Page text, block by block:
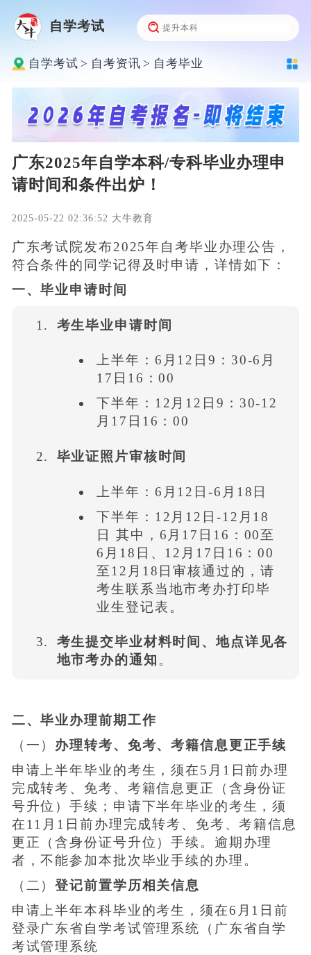
自学考试
自学考试 > 自考资讯 > 自考毕业
广东2025年自学本科/专科毕业办理申
请时间和条件出炉！
2025-05-22 02:36:52 大牛教育
广东考试院发布2025年自考毕业办理公告，
符合条件的同学记得及时申请，详情如下：
一、毕业申请时间
考生毕业申请时间
上半年：6月12日9：30-6月
17日16：00
下半年：12月12日9：30-12
月17日16：00
毕业证照片审核时间
上半年：6月12日-6月18日
下半年：12月12日-12月18
日 其中，6月17日16：00至
6月18日、12月17日16：00
至12月18日审核通过的，请
考生联系当地市考办打印毕
业生登记表。
考生提交毕业材料时间、地点详见各
地市考办的通知 。
二、毕业办理前期工作
（一） 办理转考、免考、考籍信息更正手续
申请上半年毕业的考生，须在5月1日前办理
完成转考、免考、考籍信息更正（含身份证
号升位）手续；申请下半年毕业的考生，须
在11月1日前办理完成转考、免考、考籍信息
更正（含身份证号升位）手续。逾期办理
者，不能参加本批次毕业手续的办理。
（二）登记前置学历相关信息
申请上半年本科毕业的考生，须在6月1日前
登录广东省自学考试管理系统（广东省自学
考试管理系统